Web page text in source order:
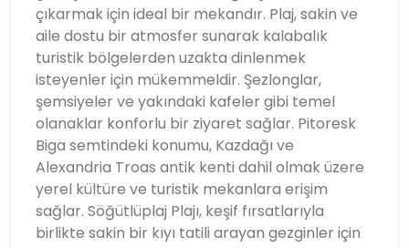
çıkarmak için ideal bir mekandır. Plaj, sakin ve
aile dostu bir atmosfer sunarak kalabalık
turistik bölgelerden uzakta dinlenmek
isteyenler için mükemmeldir. Şezlonglar,
şemsiyeler ve yakındaki kafeler gibi temel
olanaklar konforlu bir ziyaret sağlar. Pitoresk
Biga semtindeki konumu, Kazdağı ve
Alexandria Troas antik kenti dahil olmak üzere
yerel kültüre ve turistik mekanlara erişim
sağlar. Söğütlüplaj Plajı, keşif fırsatlarıyla
birlikte sakin bir kıyı tatili arayan gezginler için